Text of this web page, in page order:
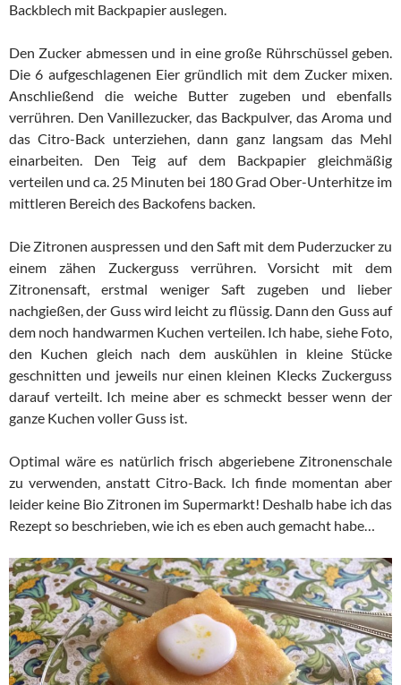
Backblech mit Backpapier auslegen.
Den Zucker abmessen und in eine große Rührschüssel geben.
Die 6 aufgeschlagenen Eier gründlich mit dem Zucker mixen.
Anschließend die weiche Butter zugeben und ebenfalls
verrühren. Den Vanillezucker, das Backpulver, das Aroma und
das Citro-Back unterziehen, dann ganz langsam das Mehl
einarbeiten. Den Teig auf dem Backpapier gleichmäßig
verteilen und ca. 25 Minuten bei 180 Grad Ober-Unterhitze im
mittleren Bereich des Backofens backen.
Die Zitronen auspressen und den Saft mit dem Puderzucker zu
einem zähen Zuckerguss verrühren. Vorsicht mit dem
Zitronensaft, erstmal weniger Saft zugeben und lieber
nachgießen, der Guss wird leicht zu flüssig. Dann den Guss auf
dem noch handwarmen Kuchen verteilen. Ich habe, siehe Foto,
den Kuchen gleich nach dem auskühlen in kleine Stücke
geschnitten und jeweils nur einen kleinen Klecks Zuckerguss
darauf verteilt. Ich meine aber es schmeckt besser wenn der
ganze Kuchen voller Guss ist.
Optimal wäre es natürlich frisch abgeriebene Zitronenschale
zu verwenden, anstatt Citro-Back. Ich finde momentan aber
leider keine Bio Zitronen im Supermarkt! Deshalb habe ich das
Rezept so beschrieben, wie ich es eben auch gemacht habe…